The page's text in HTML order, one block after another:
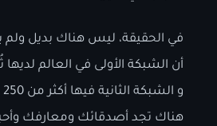
في الحقيقة، ليس هناك بديل
أن الشبكة الأولى في العالم
هناك تجد أصدقائك ومعارفك